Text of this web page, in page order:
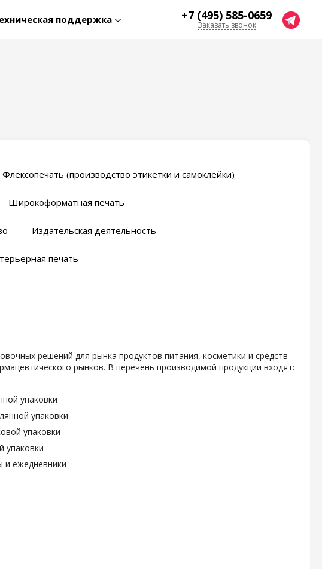
поддержка +7 (495) 585-0659
Заказать звонок
Флексопечать (производство этикетки и самоклейки)
Широкоформатная печать
Издательская деятельность
печать
решений для рынка продуктов питания, косметики и средств
рынков. В перечень производимой продукции входят:
упаковки
упаковки
упаковки
упаковки
и ежедневники